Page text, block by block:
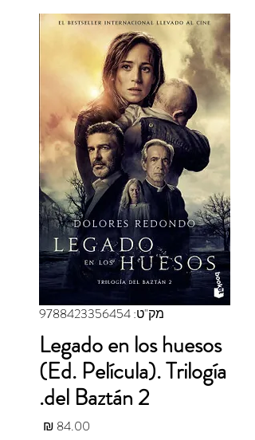
מק"ט: 9788423356454
Legado en los huesos
(Ed. Película). Trilogía
del Baztán 2.